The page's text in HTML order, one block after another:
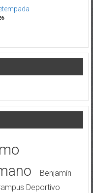
Benjamín
Deportivo